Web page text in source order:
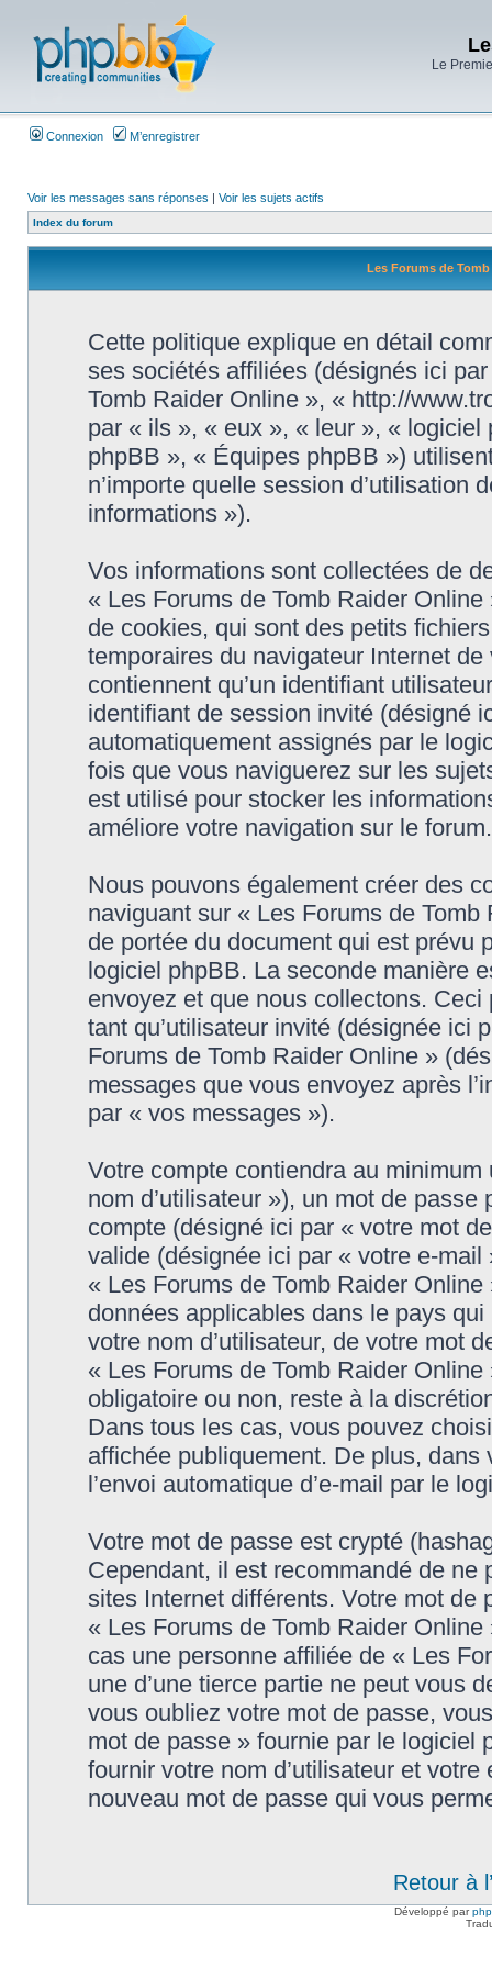
Le
Connexion M’enregistrer
Voir les messages sans réponses | Voir les sujets actifs
Index du forum
Les Forums de
Cette politique explique en détail
ses sociétés affiliées (désignés ici
Tomb Raider Online », « http://
par « ils », « eux », « leur », «
phpBB », « Équipes phpBB »)
n’importe quelle session d’utilisation
informations »).
Vos informations sont collectées de
« Les Forums de Tomb Raider
de cookies, qui sont des petits
temporaires du navigateur Internet
contiennent qu’un identifiant
identifiant de session invité (désigné
automatiquement assignés par le
fois que vous naviguerez sur les
est utilisé pour stocker les
améliore votre navigation sur le forum.
Nous pouvons également créer des
naviguant sur « Les Forums de
de portée du document qui est prévu
logiciel phpBB. La seconde manière
envoyez et que nous collectons.
tant qu’utilisateur invité (désignée ici
Forums de Tomb Raider Online »
messages que vous envoyez après
par « vos messages »).
Votre compte contiendra au
nom d’utilisateur »), un mot de
compte (désigné ici par « votre mot
valide (désignée ici par « votre e-
« Les Forums de Tomb Raider
données applicables dans le pays
votre nom d’utilisateur, de votre mot
« Les Forums de Tomb Raider
obligatoire ou non, reste à la
Dans tous les cas, vous pouvez
affichée publiquement. De plus,
l’envoi automatique d’e-mail par le
Votre mot de passe est crypté
Cependant, il est recommandé de
sites Internet différents. Votre mot de
« Les Forums de Tomb Raider
cas une personne affiliée de « Les
une d’une tierce partie ne peut vous
vous oubliez votre mot de passe,
mot de passe » fournie par le logiciel
fournir votre nom d’utilisateur et
nouveau mot de passe qui vous
Retour à
Développé par